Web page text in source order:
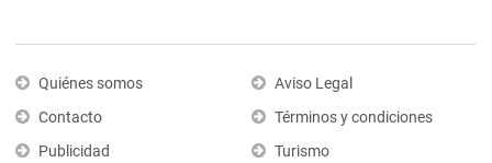
Quiénes somos
Contacto
Publicidad
Aviso Legal
Términos y condiciones
Turismo